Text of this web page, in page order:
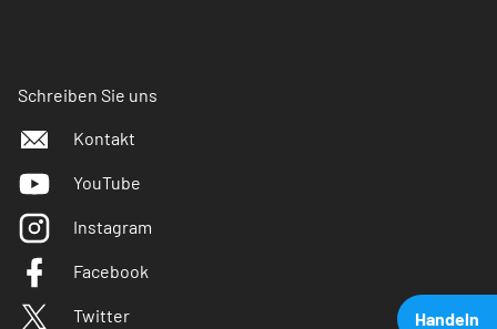
Handeln
Schreiben Sie uns
Kontakt
YouTube
Instagram
Facebook
Twitter